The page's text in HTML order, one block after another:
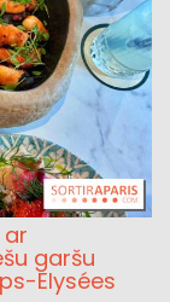
ar
garšu
Elysées